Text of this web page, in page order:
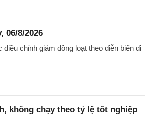
06/8/2026
chỉnh giảm đồng loạt theo diễn biến đi
không chạy theo tỷ lệ tốt nghiệp